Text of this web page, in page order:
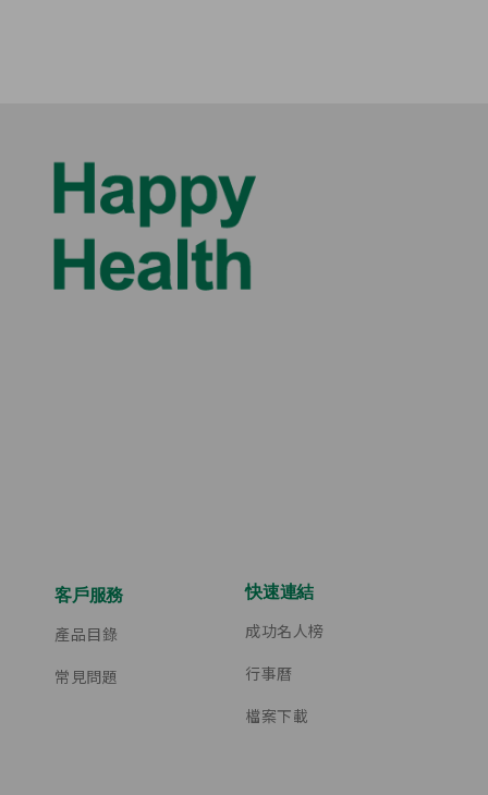
客戶服務
產品目錄
常見問題
快速連結
成功名人榜
行事曆
檔案下載